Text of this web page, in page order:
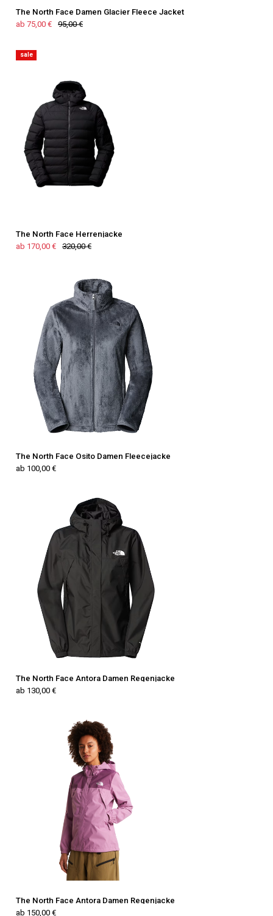
The North Face Damen Glacier Fleece Jacket
ab 75,00 €
95,00 €
sale
The North Face Herrenjacke
ab 170,00 €
320,00 €
The North Face Osito Damen Fleecejacke
ab 100,00 €
The North Face Antora Damen Regenjacke
ab 130,00 €
The North Face Antora Damen Regenjacke
ab 150,00 €